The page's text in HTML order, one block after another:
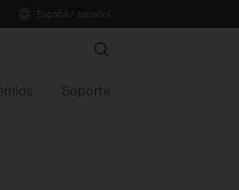
Search
Soporte